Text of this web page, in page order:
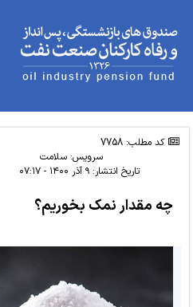
کد مطلب: 7758
سرویس:سلامت
تاریخ انتشار:۹ آذر ۱۴۰۰ - ۰۷:۱۷
چه مقدار نمک بخوریم؟